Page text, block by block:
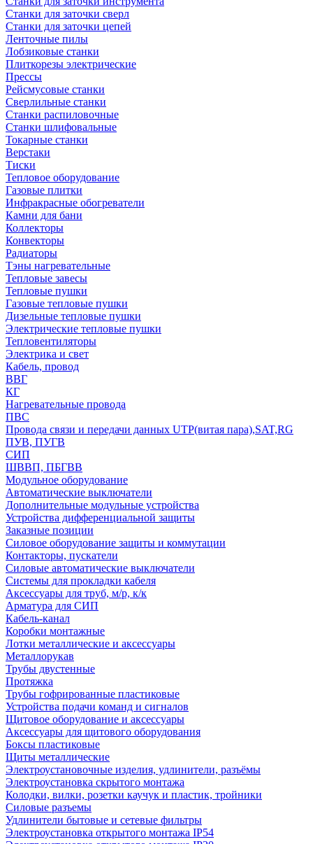
Станки для заточки сверл
Станки для заточки цепей
Ленточные пилы
Лобзиковые станки
Плиткорезы электрические
Прессы
Рейсмусовые станки
Сверлильные станки
Станки распиловочные
Станки шлифовальные
Токарные станки
Верстаки
Тиски
Тепловое оборудование
Газовые плитки
Инфракрасные обогреватели
Камни для бани
Коллекторы
Конвекторы
Радиаторы
Тэны нагревательные
Тепловые завесы
Тепловые пушки
Газовые тепловые пушки
Дизельные тепловые пушки
Электрические тепловые пушки
Тепловентиляторы
Электрика и свет
Кабель, провод
ВВГ
КГ
Нагревательные провода
ПВС
Провода связи и передачи данных UTP(витая пара),SAT,RG
ПУВ, ПУГВ
СИП
ШВВП, ПБГВВ
Модульное оборудование
Автоматические выключатели
Дополнительные модульные устройства
Устройства дифференциальной защиты
Заказные позиции
Силовое оборудование защиты и коммутации
Контакторы, пускатели
Силовые автоматические выключатели
Системы для прокладки кабеля
Аксессуары для труб, м/р, к/к
Арматура для СИП
Кабель-канал
Коробки монтажные
Лотки металлические и аксессуары
Металлорукав
Трубы двустенные
Протяжка
Трубы гофрированные пластиковые
Устройства подачи команд и сигналов
Щитовое оборудование и аксессуары
Аксессуары для щитового оборудования
Боксы пластиковые
Щиты металлические
Электроустановочные изделия, удлинители, разъёмы
Электроустановка скрытого монтажа
Колодки, вилки, розетки каучук и пластик, тройники
Силовые разъемы
Удлинители бытовые и сетевые фильтры
Электроустановка открытого монтажа IP54